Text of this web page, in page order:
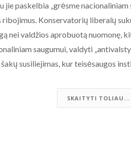
paskelbia „grėsme nacionaliniam
ribojimus. Konservatorių liberalų
nei valdžios aprobuotą nuomonę,
saugumui, valdyti
susiliejimas, kur teisėsaugos
SKAITYTI TOLIAU...